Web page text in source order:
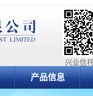
兴业信
产品信息